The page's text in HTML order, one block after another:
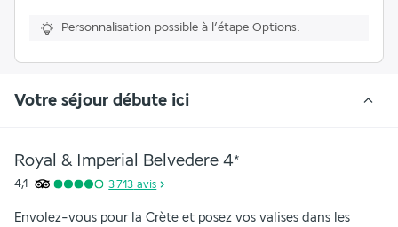
Personnalisation possible à l’étape Options.
Votre séjour débute ici
Royal & Imperial Belvedere 4*
4,1 3 713 avis
Envolez-vous pour la Crète et posez vos valises dans les